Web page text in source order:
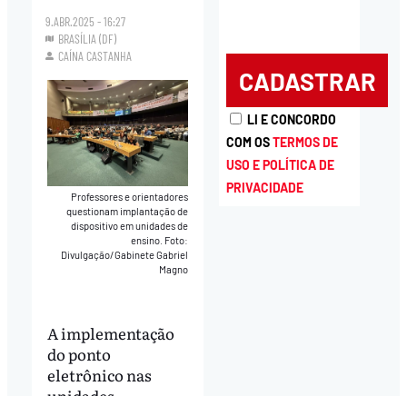
9.ABR.2025 - 16:27
BRASÍLIA (DF)
CAÍNA CASTANHA
Professores e orientadores
questionam implantação de
dispositivo em unidades de
ensino. Foto:
Divulgação/Gabinete Gabriel
Magno
A implementação
do ponto
eletrônico nas
LI E CONCORDO
COM OSTERMOS DE
USO E POLÍTICA DE
PRIVACIDADE